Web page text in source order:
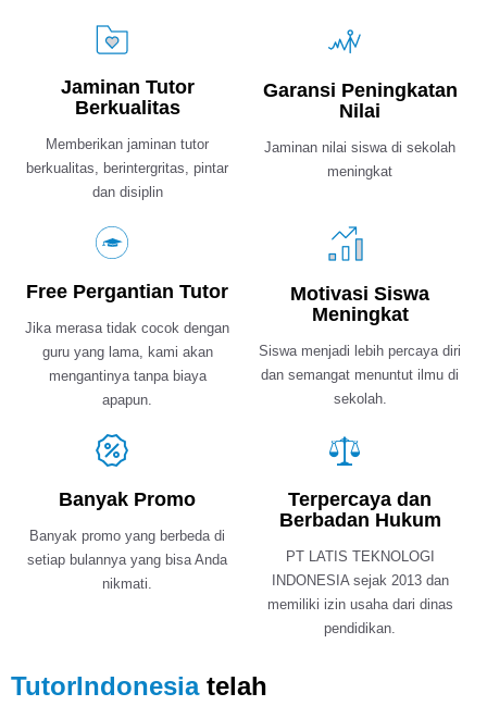
Jaminan Tutor
Berkualitas
Memberikan jaminan tutor
berkualitas, berintergritas, pintar
dan disiplin
Garansi Peningkatan
Nilai
Jaminan nilai siswa di sekolah
meningkat
Free Pergantian Tutor
Jika merasa tidak cocok dengan
guru yang lama, kami akan
mengantinya tanpa biaya
apapun.
Motivasi Siswa
Meningkat
Siswa menjadi lebih percaya diri
dan semangat menuntut ilmu di
sekolah.
Banyak Promo
Banyak promo yang berbeda di
setiap bulannya yang bisa Anda
nikmati.
Terpercaya dan
Berbadan Hukum
PT LATIS TEKNOLOGI
INDONESIA sejak 2013 dan
memiliki izin usaha dari dinas
pendidikan.
TutorIndonesiatelah